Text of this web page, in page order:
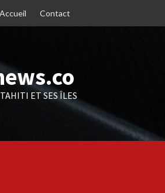
Accueil Contact
ET SES ÎLES